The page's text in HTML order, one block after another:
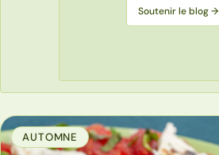
Soutenir le blog →
AUTOMNE